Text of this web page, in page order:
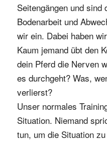
Seitengängen und
Bodenarbeit und
wir ein. Dabei haben
Kaum jemand übt den
dein Pferd die Nerven
es durchgeht? Was,
verlierst?
Unser normales
Situation. Niemand
tun, um die Situation